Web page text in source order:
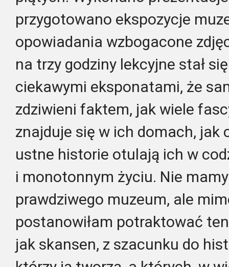
przygotowano ekspozycje
opowiadania wzbogacone
na trzy godziny lekcyjne stał
ciekawymi eksponatami, że
zdziwieni faktem, jak wiele
znajduje się w ich domach, jak
ustne historie otulają ich w
i monotonnym życiu. Nie
prawdziwego muzeum, ale
postanowiłam potraktować
jak skansen, z szacunku do